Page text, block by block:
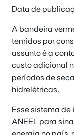
Data de
A bandeira
temidos por
assunto é a
custo adicional
períodos de
hidrelétricas.
Esse sistema
ANEEL para